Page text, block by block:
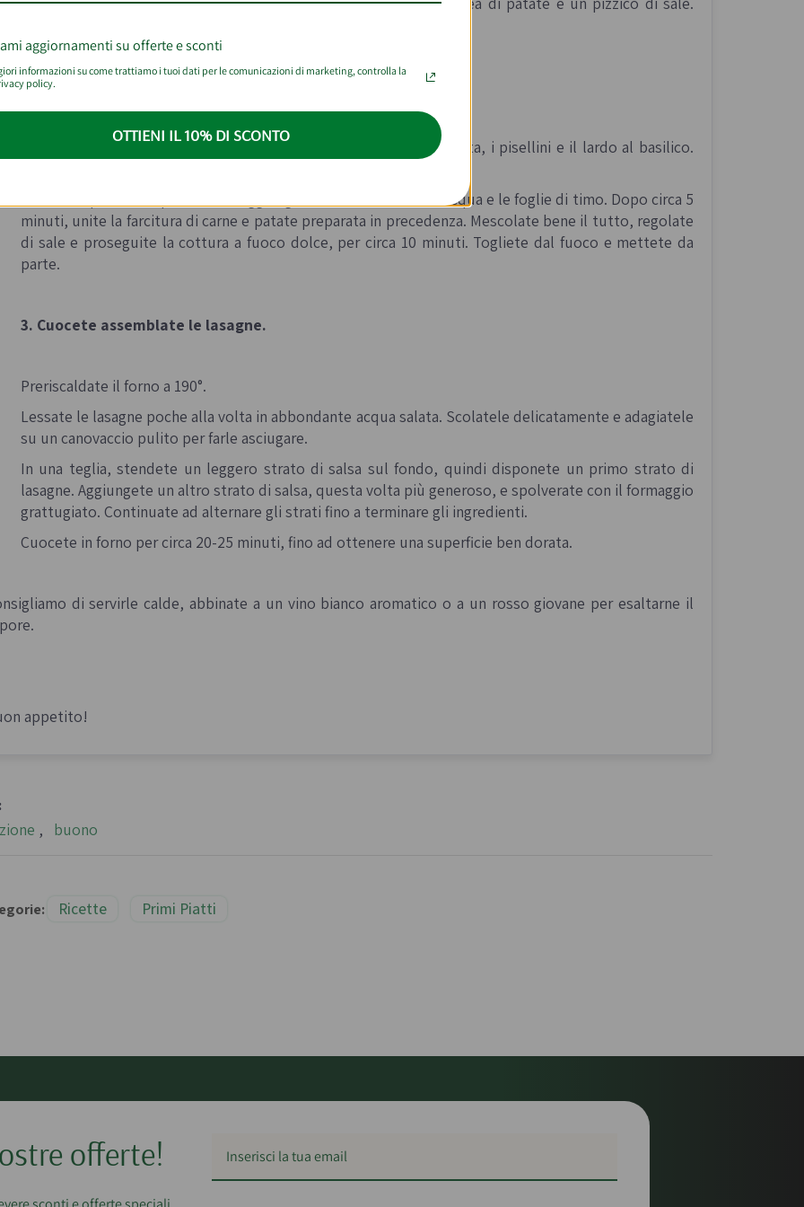
2. Preparate la salsa per il condimento
In una padella, scaldate un filo d’olio e aggiungete la cipolla tritata, i pisellini e il lardo al basilico.
Versate la passata di pomodoro, aggiungete mezzo bicchiere d’acqua e le foglie di timo. Dopo circa 5
minuti, unite la farcitura di carne e patate preparata in precedenza. Mescolate bene il tutto, regolate
di sale e proseguite la cottura a fuoco dolce, per circa 10 minuti. Togliete dal fuoco e mettete da
parte.
3. Cuocete assemblate le lasagne.
Preriscaldate il forno a 190°.
Lessate le lasagne poche alla volta in abbondante acqua salata. Scolatele delicatamente e adagiatele
su un canovaccio pulito per farle asciugare.
In una teglia, stendete un leggero strato di salsa sul fondo, quindi disponete un primo strato di
lasagne. Aggiungete un altro strato di salsa, questa volta più generoso, e spolverate con il formaggio
grattugiato. Continuate ad alternare gli strati fino a terminare gli ingredienti.
Cuocete in forno per circa 20-25 minuti, fino ad ottenere una superficie ben dorata.
di servirle calde, abbinate a un vino bianco aromatico o a un rosso giovane per esaltarne il
appetito!
, buono
Ricette Primi Piatti
offerte!
aggiornamenti su offerte e sconti
informazioni su come trattiamo i tuoi dati per le comunicazioni di marketing, controlla la
policy.
OTTIENI IL 10% DI SCONTO